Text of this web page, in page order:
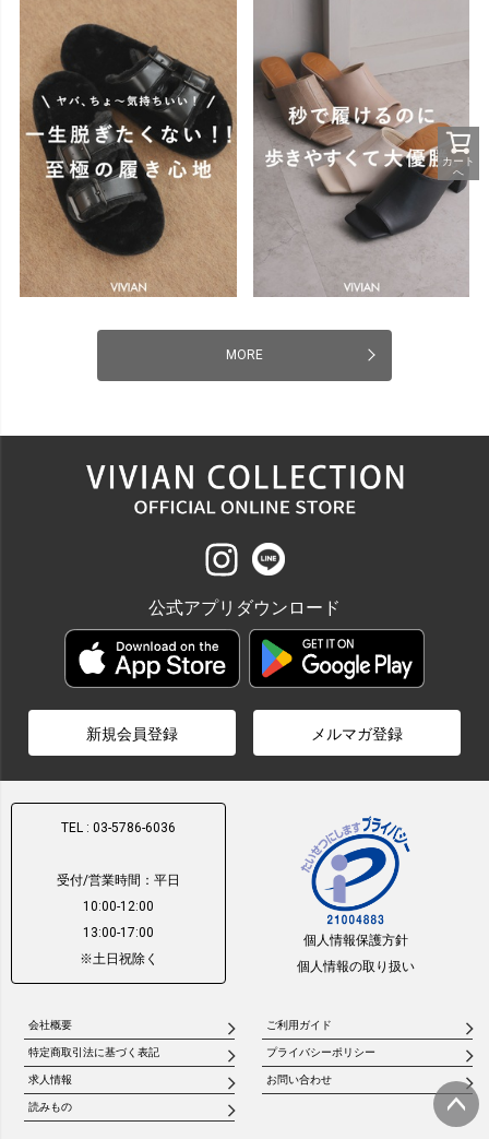
MORE
カート
へ
公式アプリダウンロード
新規会員登録 メルマガ登録
TEL : 03-5786-6036
受付/営業時間：平日
10:00-12:00
13:00-17:00
※土日祝除く
個人情報保護方針
個人情報の取り扱い
会社概要 ご利用ガイド
特定商取引法に基づく表記 プライバシーポリシー
求人情報 お問い合わせ
読みもの